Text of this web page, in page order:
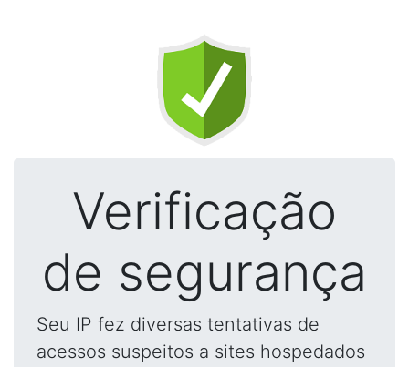
Verificação
de segurança
Seu IP fez diversas tentativas de
acessos suspeitos a sites hospedados